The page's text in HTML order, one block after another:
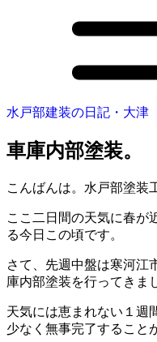
水戸部建装の日記・大津
車庫内部塗装。
こんばんは。水戸部塗装
ここ二日間の天気に春が
る今日この頃です。
さて、先週中盤は寒河江
庫内部塗装を行ってきま
天気には恵まれない１週
少なく無事完了すること